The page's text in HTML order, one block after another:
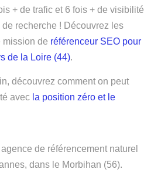
+ de trafic et 6 fois + de visibilité
recherche ! Découvrez les
mission de référenceur SEO pour
de la Loire (44).
découvrez comment on peut
avec la position zéro et le
de référencement naturel
dans le Morbihan (56).